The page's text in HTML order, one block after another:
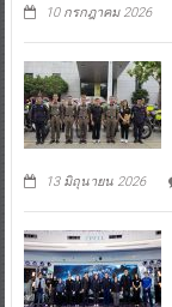
10 กรกฎาคม 2026
13 มิถุนายน 2026